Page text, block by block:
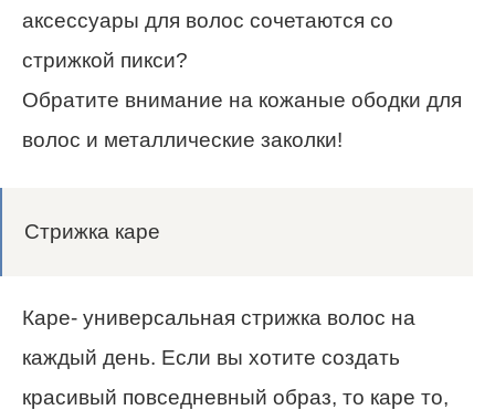
аксессуары для волос сочетаются со
стрижкой пикси?
Обратите внимание на кожаные ободки для
волос и металлические заколки!
Стрижка каре
Каре- универсальная стрижка волос на
каждый день. Если вы хотите создать
красивый повседневный образ, то каре то,